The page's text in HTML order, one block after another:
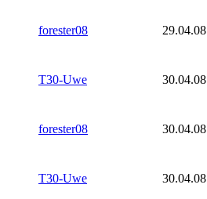
forester08 29.04.08
T30-Uwe 30.04.08
forester08 30.04.08
T30-Uwe 30.04.08